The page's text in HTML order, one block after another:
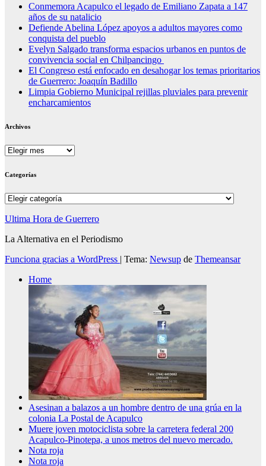
Conmemora Acapulco el legado de Emiliano Zapata a 147
años de su natalicio
Defiende Abelina López apoyos a adultos mayores como
conquista del pueblo
Evelyn Salgado transforma espacios urbanos en puntos de
convivencia social en Chilpancingo
El Congreso está enfocado en desahogar los temas prioritarios
de Guerrero: Joaquín Badillo
Limpia Gobierno Municipal rejillas pluviales para prevenir
encharcamientos
Archivos
Archivos
Categorías
Categorías
Ultima Hora de Guerrero
La Alternativa en el Periodismo
Funciona gracias a WordPress | Tema: Newsup de Themeansar
Home
Asesinan a balazos a un hombre dentro de una grúa en la
colonia La Postal de Acapulco
Muere joven motociclista sobre la carretera federal 200
Acapulco-Pinotepa, a unos metros del nuevo mercado.
Nota roja
Nota roja